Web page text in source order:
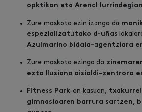
opktikan eta Arenal
Zure maskota ezin izango da
espezializatutako d-uñas
Azulmarino bidaia-agentziara
Zure maskota ezingo da
ezta Ilusiona aisialdi-zentrora
Fitness Park-en kasuan,
gimnasioaren barrura sartzen,